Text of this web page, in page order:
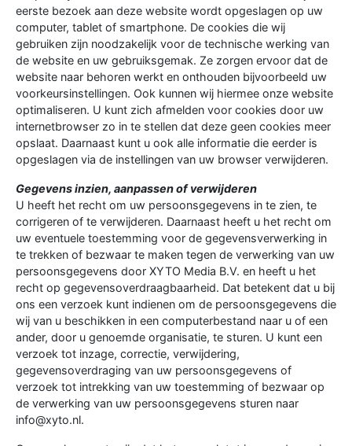
eerste bezoek aan deze website wordt opgeslagen op uw
computer, tablet of smartphone. De cookies die wij
gebruiken zijn noodzakelijk voor de technische werking van
de website en uw gebruiksgemak. Ze zorgen ervoor dat de
website naar behoren werkt en onthouden bijvoorbeeld uw
voorkeursinstellingen. Ook kunnen wij hiermee onze website
optimaliseren. U kunt zich afmelden voor cookies door uw
internetbrowser zo in te stellen dat deze geen cookies meer
opslaat. Daarnaast kunt u ook alle informatie die eerder is
opgeslagen via de instellingen van uw browser verwijderen.
Gegevens inzien, aanpassen of verwijderen
U heeft het recht om uw persoonsgegevens in te zien, te
corrigeren of te verwijderen. Daarnaast heeft u het recht om
uw eventuele toestemming voor de gegevensverwerking in
te trekken of bezwaar te maken tegen de verwerking van uw
persoonsgegevens door XYTO Media B.V. en heeft u het
recht op gegevensoverdraagbaarheid. Dat betekent dat u bij
ons een verzoek kunt indienen om de persoonsgegevens die
wij van u beschikken in een computerbestand naar u of een
ander, door u genoemde organisatie, te sturen. U kunt een
verzoek tot inzage, correctie, verwijdering,
gegevensoverdraging van uw persoonsgegevens of
verzoek tot intrekking van uw toestemming of bezwaar op
de verwerking van uw persoonsgegevens sturen naar
info@xyto.nl.